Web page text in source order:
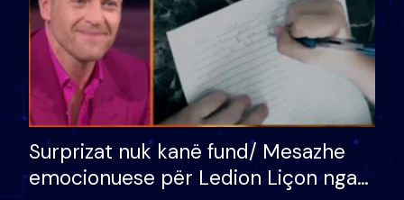
Surprizat nuk kanë fund/ Mesazhe
emocionuese për Ledion Liçon nga